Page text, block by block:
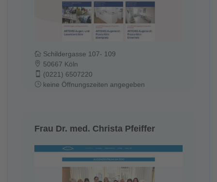
Schildergasse 107- 109
50667 Köln
(0221) 6507220
keine Öffnungszeiten angegeben
Frau Dr. med. Christa Pfeiffer